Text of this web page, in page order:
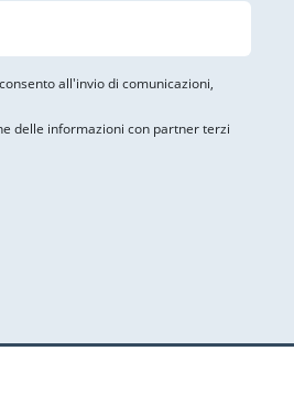
all'invio di comunicazioni,
delle informazioni con partner terzi